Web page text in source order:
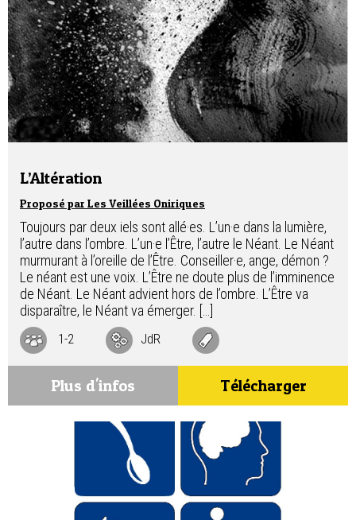
L’Altération
Proposé par Les Veillées Oniriques
Toujours par deux iels sont allé·es. L’un·e dans la lumière,
l’autre dans l’ombre. L’un·e l’Être, l’autre le Néant. Le Néant
murmurant à l’oreille de l’Être. Conseiller·e, ange, démon ?
Le néant est une voix. L’Être ne doute plus de l’imminence
de Néant. Le Néant advient hors de l’ombre. L’Être va
disparaître, le Néant va émerger. […]
1-2 JdR
Plus d'infos Télécharger